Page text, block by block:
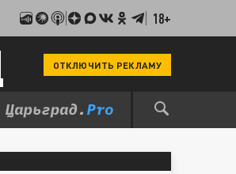
18+
ОТКЛЮЧИТЬ РЕКЛАМУ